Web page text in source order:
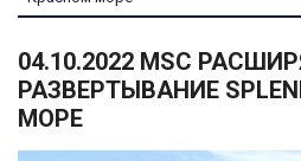
04.10.2022 MSC
РАЗВЕРТЫВАНИЕ
МОРЕ